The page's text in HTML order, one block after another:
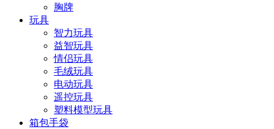
胸牌
玩具
智力玩具
益智玩具
情侣玩具
毛绒玩具
电动玩具
遥控玩具
塑料模型玩具
箱包手袋